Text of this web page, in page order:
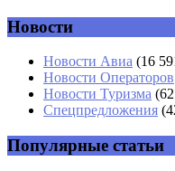
Имя *
Email*
Новости
Новости Авиа (16
Новости Операторов
Новости Туризма
Спецпредложения
Популярные статьи